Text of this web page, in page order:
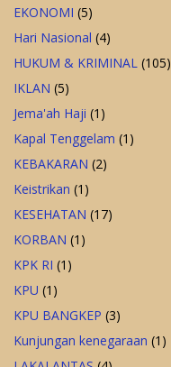
EKONOMI (5)
Hari Nasional (4)
HUKUM & KRIMINAL (105)
IKLAN (5)
Jema'ah Haji (1)
Kapal Tenggelam (1)
KEBAKARAN (2)
Keistrikan (1)
KESEHATAN (17)
KORBAN (1)
KPK RI (1)
KPU (1)
KPU BANGKEP (3)
Kunjungan kenegaraan (1)